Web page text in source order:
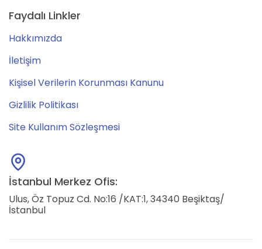
Faydalı Linkler
Hakkımızda
İletişim
Kişisel Verilerin Korunması Kanunu
Gizlilik Politikası
Site Kullanım Sözleşmesi
İstanbul Merkez Ofis:
Ulus, Öz Topuz Cd. No:16 /KAT:1, 34340 Beşiktaş/
İstanbul